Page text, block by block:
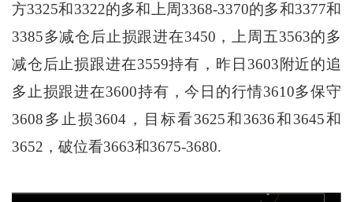
方3325和3322的多和上周3368-3370的多和3377和
3385多减仓后止损跟进在3450，上周五3563的多
减仓后止损跟进在3559持有，昨日3603附近的追
多止损跟进在3600持有，今日的行情3610多保守
3608多止损3604，目标看3625和3636和3645和
3652，破位看3663和3675-3680.